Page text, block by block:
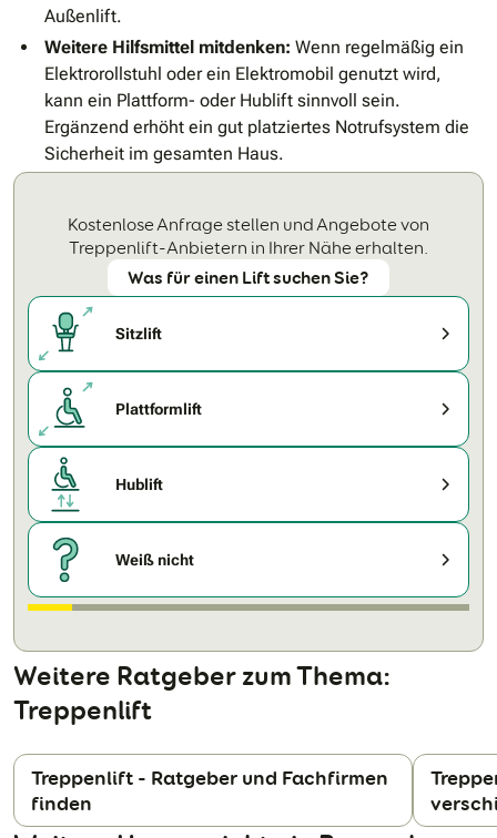
Außenlift.
Weitere Hilfsmittel mitdenken: Wenn regelmäßig ein
Elektrorollstuhl oder ein Elektromobil genutzt wird,
kann ein Plattform- oder Hublift sinnvoll sein.
Ergänzend erhöht ein gut platziertes Notrufsystem die
Sicherheit im gesamten Haus.
Kostenlose Anfrage stellen und Angebote von
Treppenlift-Anbietern in Ihrer Nähe erhalten.
Was für einen Lift suchen Sie?
Sitzlift
Plattformlift
Hublift
Weiß nicht
Weitere Ratgeber zum Thema:
Treppenlift
Treppenlift - Ratgeber und Fachfirmen
finden